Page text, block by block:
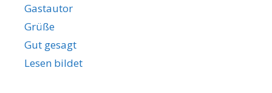
Gastautor
Grüße
Gut gesagt
Lesen bildet